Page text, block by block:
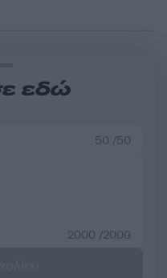
εδώ
50 /50
2000 /2000